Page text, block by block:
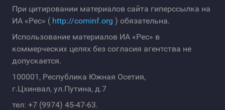
При цитировании материалов сайта гиперссылка на
ИА «Рес» ( http://cominf.org ) обязательна.
Использование материалов ИА «Рес» в
коммерческих целях без согласия агентства не
допускается.
100001, Республика Южная Осетия,
г.Цхинвал, ул.Путина, д.7
тел: +7 (9974) 45-47-63.